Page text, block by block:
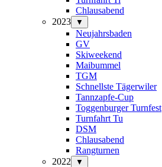
Chlausabend
2023
▼
Neujahrsbaden
GV
Skiweekend
Maibummel
TGM
Schnellste Tägerwiler
Tannzapfe-Cup
Toggenburger Turnfest
Turnfahrt Tu
DSM
Chlausabend
Rangturnen
2022
▼